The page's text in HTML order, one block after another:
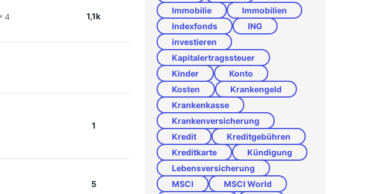
4
1,1k
1
5
Immobilie
Immobilien
Indexfonds
ING
investieren
Kapitalertragssteuer
Kinder
Konto
Kosten
Krankengeld
Krankenkasse
Krankenversicherung
Kredit
Kreditgebühren
Kreditkarte
Kündigung
Lebensversicherung
MSCI
MSCI World